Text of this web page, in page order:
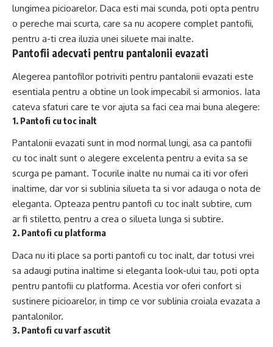
lungimea picioarelor. Daca esti mai scunda, poti opta pentru
o pereche mai scurta, care sa nu acopere complet pantofii,
pentru a-ti crea iluzia unei siluete mai inalte.
Pantofii adecvati pentru pantalonii evazati
Alegerea pantofilor potriviti pentru pantalonii evazati este
esentiala pentru a obtine un look impecabil si armonios. Iata
cateva sfaturi care te vor ajuta sa faci cea mai buna alegere:
1. Pantofi cu toc inalt
Pantalonii evazati sunt in mod normal lungi, asa ca pantofii
cu toc inalt sunt o alegere excelenta pentru a evita sa se
scurga pe pamant. Tocurile inalte nu numai ca iti vor oferi
inaltime, dar vor si sublinia silueta ta si vor adauga o nota de
eleganta. Opteaza pentru pantofi cu toc inalt subtire, cum
ar fi stiletto, pentru a crea o silueta lunga si subtire.
2. Pantofi cu platforma
Daca nu iti place sa porti pantofi cu toc inalt, dar totusi vrei
sa adaugi putina inaltime si eleganta look-ului tau, poti opta
pentru pantofii cu platforma. Acestia vor oferi confort si
sustinere picioarelor, in timp ce vor sublinia croiala evazata a
pantalonilor.
3. Pantofi cu varf ascutit